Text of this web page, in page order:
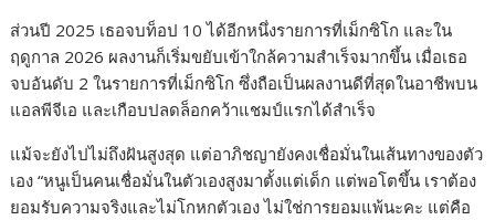
ส่วนปี 2025 เธอจบท็อป 10 ได้อีกหนึ่งรายการที่เม็กซิโก และใน
ฤดูกาล 2026 ผลงานก็เริ่มขยับเข้าใกล้ความสำเร็จมากขึ้น เมื่อเธอ
จบอันดับ 2 ในรายการที่เม็กซิโก ซึ่งถือเป็นผลงานดีที่สุดในอาชีพบน
แอลพีจีเอ และเกือบปลดล็อกคว้าแชมป์แรกได้สำเร็จ
แม้จะยังไปไม่ถึงฝันสูงสุด แต่อาภิชญายังคงเชื่อมั่นในเส้นทางของตัว
เอง “หนูเป็นคนเชื่อมั่นในตัวเองสูงมาตั้งแต่เด็ก แต่พอโตขึ้น เราต้อง
ยอมรับความจริงและไม่โกหกตัวเอง ไม่ใช่การยอมแพ้นะคะ แต่คือ